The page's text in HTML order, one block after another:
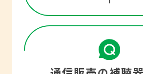
整・相談はお買
ただきました販
お気軽におたずね
【両耳装用のメ
■音の方向や距離
やすい
ん。言葉を理解
ためには大きな
のではなく、相手
補聴器は医療機器